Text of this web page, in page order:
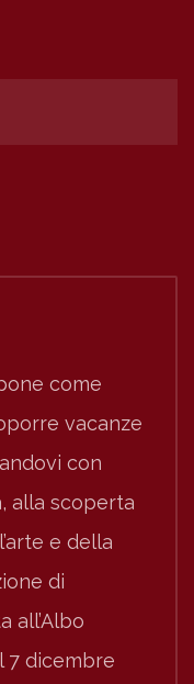
come
vacanze
con
alla scoperta
e della
di
all’Albo
7 dicembre